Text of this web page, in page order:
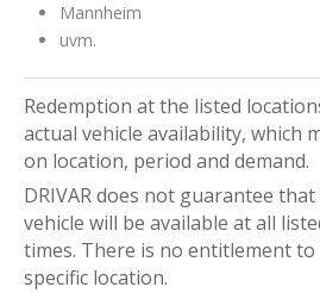
Mannheim
uvm.
Redemption at the listed
actual vehicle availability, which
on location, period and demand.
DRIVAR does not guarantee
vehicle will be available at all
times. There is no entitlement
specific location.